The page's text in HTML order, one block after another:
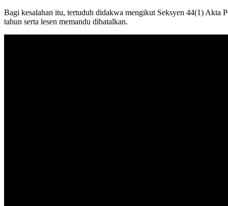
Bagi kesalahan itu, tertuduh didakwa mengikut Seksyen 44(1) Akta
tahun serta lesen memandu dibatalkan.